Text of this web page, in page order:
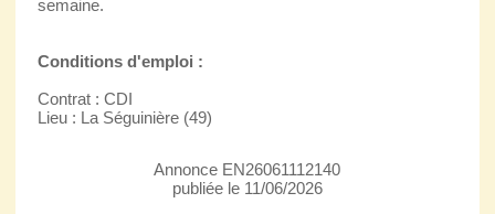
semaine.
Conditions d'emploi :
Contrat : CDI
Lieu : La Séguinière (49)
Annonce EN26061112140
publiée le 11/06/2026